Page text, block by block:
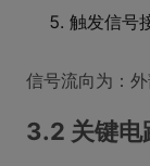
触发信号
信号流向为：
3.2 关键电